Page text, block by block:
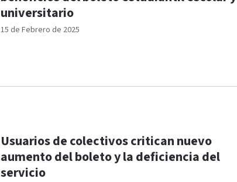
15 de Febrero de 2025
universitario
Usuarios de colectivos critican nuevo
aumento del boleto y la deficiencia del
servicio